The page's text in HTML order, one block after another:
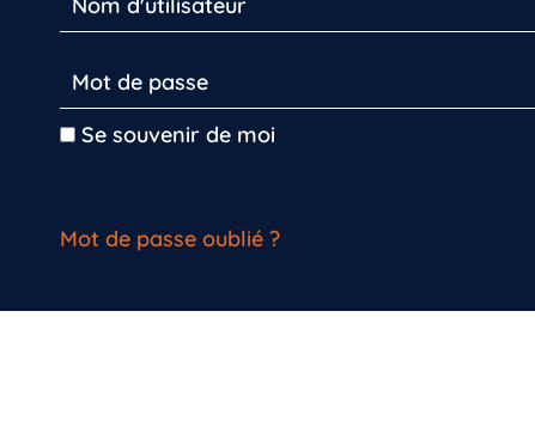
Se souvenir de moi
Mot de passe oublié ?